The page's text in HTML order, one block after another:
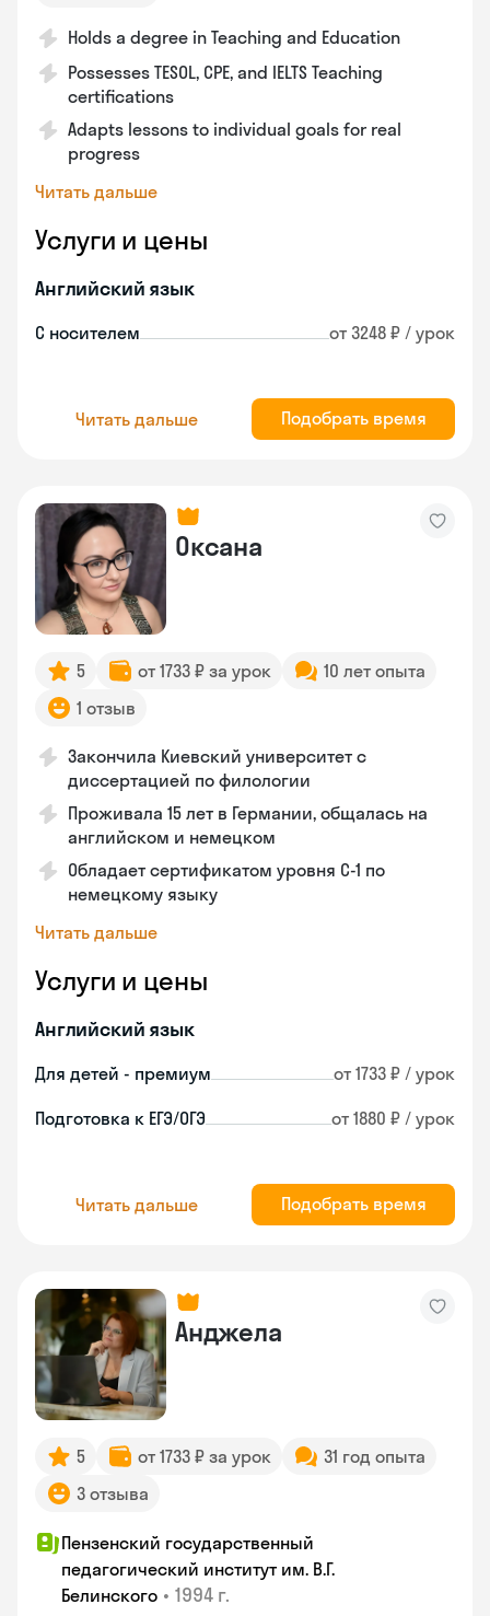
Holds a degree in Teaching and Education
Possesses TESOL, CPE, and IELTS Teaching
certifications
Adapts lessons to individual goals for real
progress
Читать дальше
Услуги и цены
Английский язык
С носителем от 3248 ₽ / урок
Читать дальше Подобрать время
Оксана
5 от 1733 ₽ за урок
10 лет опыта
1 отзыв
Закончила Киевский университет с
диссертацией по филологии
Проживала 15 лет в Германии, общалась на
английском и немецком
Обладает сертификатом уровня C-1 по
немецкому языку
Читать дальше
Услуги и цены
Английский язык
Для детей - премиум от 1733 ₽ / урок
Подготовка к ЕГЭ/ОГЭ от 1880 ₽ / урок
Читать дальше Подобрать время
Анджела
5 от 1733 ₽ за урок
31 год опыта
3 отзыва
Пензенский государственный
педагогический институт им. В.Г.
Белинского • 1994 г.